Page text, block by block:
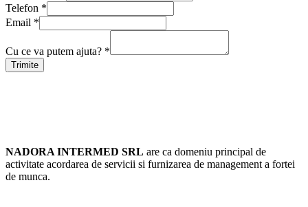
Telefon *
Email *
Cu ce va putem ajuta? *
Trimite
NADORA INTERMED SRL are ca domeniu principal de
activitate acordarea de servicii si furnizarea de management a fortei
de munca.